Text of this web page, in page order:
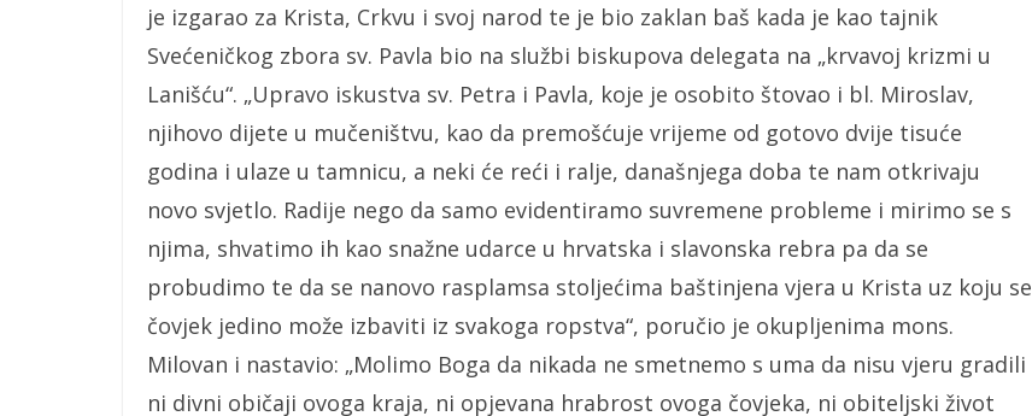
je izgarao za Krista, Crkvu i svoj narod te je bio zaklan baš kada je kao tajnik
Svećeničkog zbora sv. Pavla bio na službi biskupova delegata na „krvavoj krizmi u
Lanišću“. „Upravo iskustva sv. Petra i Pavla, koje je osobito štovao i bl. Miroslav,
njihovo dijete u mučeništvu, kao da premošćuje vrijeme od gotovo dvije tisuće
godina i ulaze u tamnicu, a neki će reći i ralje, današnjega doba te nam otkrivaju
novo svjetlo. Radije nego da samo evidentiramo suvremene probleme i mirimo se s
njima, shvatimo ih kao snažne udarce u hrvatska i slavonska rebra pa da se
probudimo te da se nanovo rasplamsa stoljećima baštinjena vjera u Krista uz koju se
čovjek jedino može izbaviti iz svakoga ropstva“, poručio je okupljenima mons.
Milovan i nastavio: „Molimo Boga da nikada ne smetnemo s uma da nisu vjeru gradili
ni divni običaji ovoga kraja, ni opjevana hrabrost ovoga čovjeka, ni obiteljski život